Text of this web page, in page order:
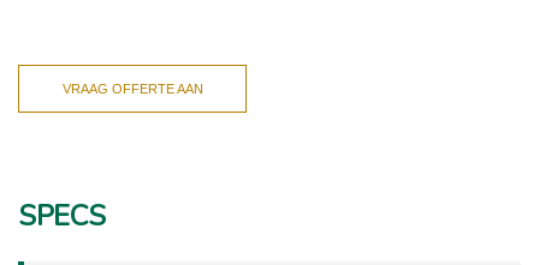
VRAAG OFFERTE AAN
SPECS